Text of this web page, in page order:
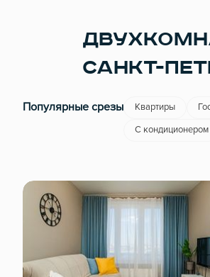
САНКТ-
Популярные срезы Квартиры
С кондиционером